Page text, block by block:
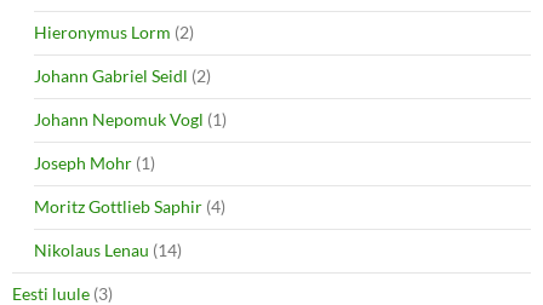
Hieronymus Lorm (2)
Johann Gabriel Seidl (2)
Johann Nepomuk Vogl (1)
Joseph Mohr (1)
Moritz Gottlieb Saphir (4)
Nikolaus Lenau (14)
Eesti luule (3)